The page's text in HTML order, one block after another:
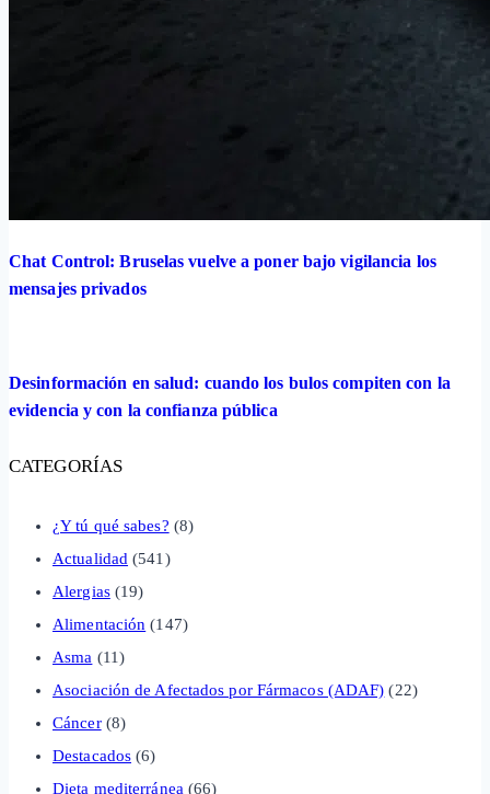
Chat Control: Bruselas vuelve a poner bajo vigilancia los
mensajes privados
Desinformación en salud: cuando los bulos compiten con la
evidencia y con la confianza pública
CATEGORÍAS
¿Y tú qué sabes? (8)
Actualidad (541)
Alergias(19)
Alimentación (147)
Asma (11)
Asociación de Afectados por Fármacos (ADAF) (22)
Cáncer(8)
Destacados (6)
Dieta mediterránea (66)